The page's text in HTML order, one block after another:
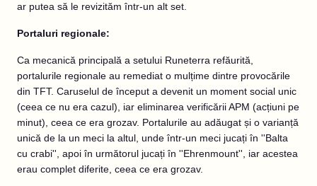
ar putea să le revizităm într-un alt set.
Portaluri regionale:
Ca mecanică principală a setului Runeterra refăurită,
portalurile regionale au remediat o mulțime dintre provocările
din TFT. Caruselul de început a devenit un moment social unic
(ceea ce nu era cazul), iar eliminarea verificării APM (acțiuni pe
minut), ceea ce era grozav. Portalurile au adăugat și o varianță
unică de la un meci la altul, unde într-un meci jucați în ''Balta
cu crabi'', apoi în următorul jucați în ''Ehrenmount'', iar acestea
erau complet diferite, ceea ce era grozav.